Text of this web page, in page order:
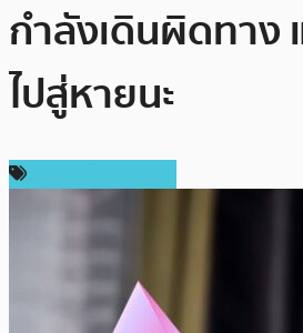
กำลังเดินผิดทาง
ไปสู่หายนะ